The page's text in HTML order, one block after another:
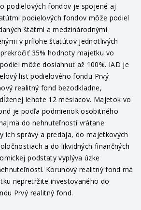
podielových fondov je spojené aj
podielových fondov môže podiel
štátmi a medzinárodnými
v prílohe štatútov jednotlivých
35% hodnoty majetku vo
môže dosiahnuť až 100%. IAD je
list podielového fondu Prvý
realitný fond bezodkladne,
lehote 12 mesiacov. Majetok vo
je podľa podmienok osobitného
do nehnuteľností vrátane
ich správy a predaja, do majetkových
a do likvidných finančných
podstaty vyplýva úzke
Korunový realitný fond má
nepretržite investovaného do
Prvý realitný fond.